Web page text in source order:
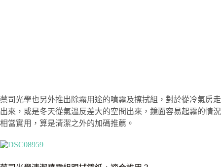
蔡司光學也另外推出除霧用途的噴霧及擦拭組，對於從冷氣房走
出來，或是冬天從氣溫反差大的空間出來，鏡面容易起霧的情況
相當實用，算是清潔之外的加碼推薦。